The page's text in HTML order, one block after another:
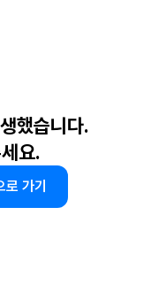
했습니다.
요.
로 가기